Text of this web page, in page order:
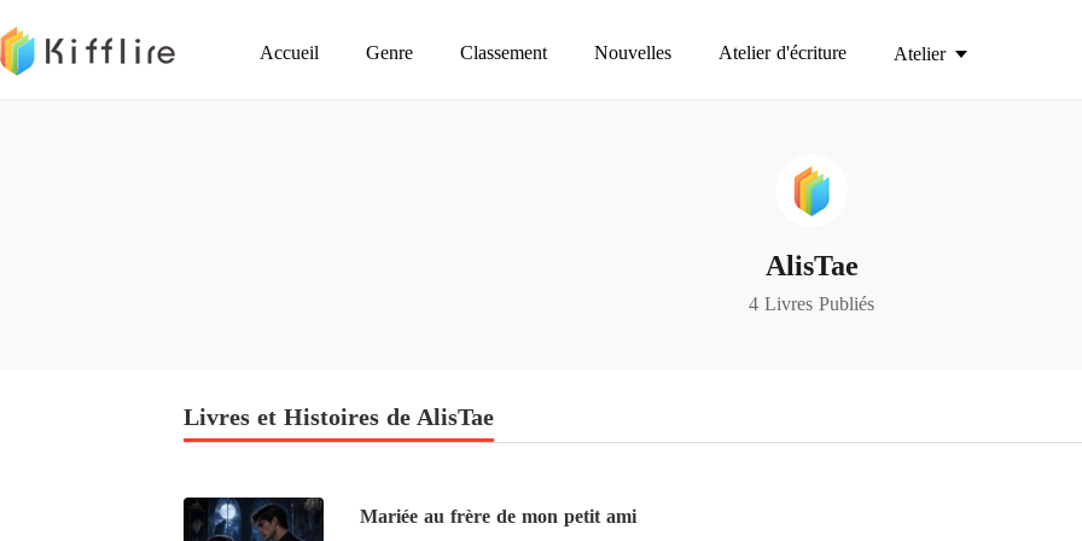
Accueil Genre Classement Nouvelles Atelier d'écriture Atelier
AlisTae
4 Livres Publiés
Livres et Histoires de AlisTae
Mariée au frère de mon petit ami